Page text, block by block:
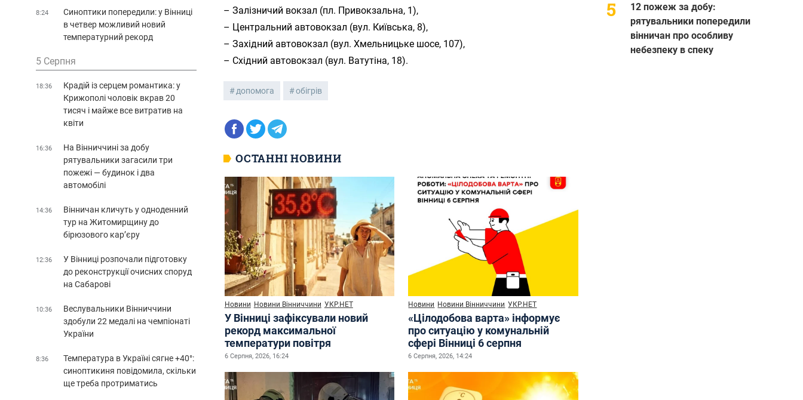
– Залізничий вокзал (пл. Привокзальна, 1),
– Центральний автовокзал (вул. Київська, 8),
– Західний автовокзал (вул. Хмельницьке шосе, 107),
– Східний автовокзал (вул. Ватутіна, 18).
допомога обігрів
ОСТАННІ НОВИНИ
Новини Новини Вінниччини УКР.НЕТ
У Вінниці зафіксували новий
рекорд максимальної
температури повітря
6 Серпня, 2026, 16:24
Новини Новини Вінниччини УКР.НЕТ
«Цілодобова варта» інформує
про ситуацію у комунальній
сфері Вінниці 6 серпня
6 Серпня, 2026, 14:24
12 пожеж за добу:
рятувальники попередили
вінничан про особливу
небезпеку в спеку
8:24
Синоптики попередили: у Вінниці
в четвер можливий новий
температурний рекорд
5 Серпня
18:36
Крадій із серцем романтика: у
Крижополі чоловік вкрав 20
тисяч і майже все витратив на
квіти
16:36
На Вінниччині за добу
рятувальники загасили три
пожежі — будинок і два
автомобілі
14:36
Вінничан кличуть у одноденний
тур на Житомирщину до
бірюзового кар’єру
12:36
У Вінниці розпочали підготовку
до реконструкції очисних споруд
на Сабарові
10:36
Веслувальники Вінниччини
здобули 22 медалі на чемпіонаті
України
8:36
Температура в Україні сягне +40°:
синоптикиня повідомила, скільки
ще треба протриматись